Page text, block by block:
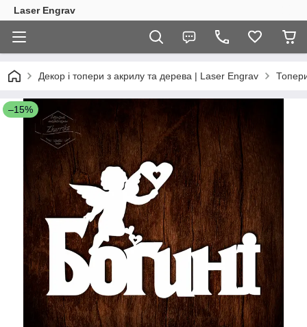
Laser Engrav
Декор і топери з акрилу та дерева | Laser Engrav
–15%